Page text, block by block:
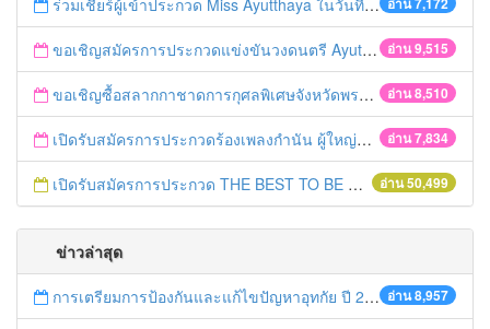
ร่วมเชียร์ผู้เข้าประกวด Miss Ayutthaya ในวันที่ 15 ธันวาคม 2560
อ่าน 9,515
ขอเชิญสมัครการประกวดแข่งขันวงดนตรี Ayutthaya battle of the bands
อ่าน 8,510
ขอเชิญซื้อสลากกาชาดการกุศลพิเศษจังหวัดพระนครศรีอยุธยา 2560
อ่าน 7,834
เปิดรับสมัครการประกวดร้องเพลงกำนัน ผู้ใหญ่บ้าน ฯลฯ
อ่าน 50,499
เปิดรับสมัครการประกวด THE BEST TO BE NUMBER ONE
ข่าวล่าสุด
อ่าน 8,957
การเตรียมการป้องกันและแก้ไขปัญหาอุทกัย ปี 2561